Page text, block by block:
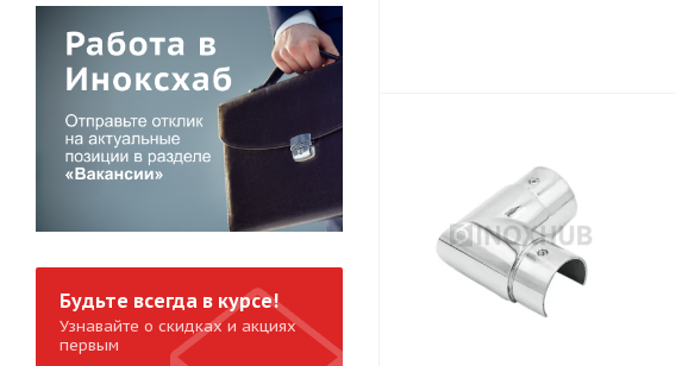
Будьте всегда в курсе!
Узнавайте о скидках и акциях
первым